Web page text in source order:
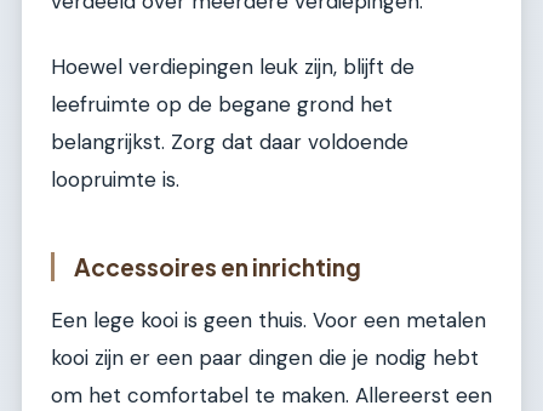
Hoewel verdiepingen leuk zijn, blijft de
leefruimte op de begane grond het
belangrijkst. Zorg dat daar voldoende
loopruimte is.
Accessoires en inrichting
Een lege kooi is geen thuis. Voor een metalen
kooi zijn er een paar dingen die je nodig hebt
om het comfortabel te maken. Allereerst een